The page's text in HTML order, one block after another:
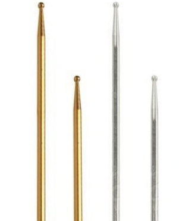
システムメンテナンスによる一時休止につい...
ゴールデンウィーク休業のお知らせ...
2026.4.21
ピラティスマシン スパインコレクター...
2026.4.21